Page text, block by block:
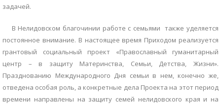
задачей.
В Нелидовском благочинии работе с семьями также уделяется
постоянное внимание. В настоящее время Приходом реализуется
грантовый социальный проект «Православный гуманитарный
центр – в защиту Материнства, Семьи, Детства, Жизни».
Празднованию Международного Дня семьи в нем, конечно же,
отведена особая роль, а конкретные дела Проекта на этот период
времени направлены на защиту семей нелидовского края и на